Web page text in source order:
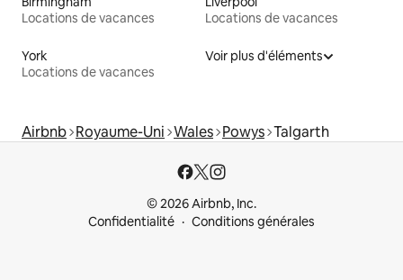
Locations de vacances
Locations de vacances
York
Locations de vacances
Voir plus d'éléments
Airbnb Royaume-Uni Wales Powys Talgarth
© 2026 Airbnb, Inc.
Confidentialité
Conditions générales